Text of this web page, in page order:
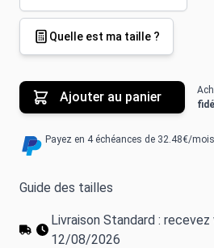
Quelle est ma taille ?
Ajouter au panier
Payez en 4 échéances de 32.48€/
Guide des tailles
Livraison Standard :
12/08/2026